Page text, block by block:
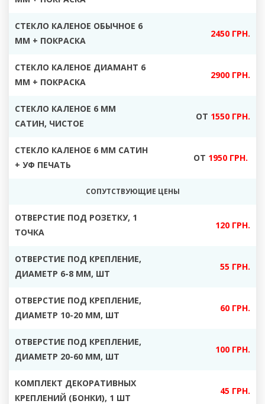
СТЕКЛО КАЛЕНОЕ ОБЫЧНОЕ 6
ММ + ПОКРАСКА
2450 ГРН.
СТЕКЛО КАЛЕНОЕ ДИАМАНТ 6
ММ + ПОКРАСКА
2900 ГРН.
СТЕКЛО КАЛЕНОЕ 6 ММ
САТИН, ЧИСТОЕ
ОТ 1550 ГРН.
СТЕКЛО КАЛЕНОЕ 6 ММ САТИН
+ УФ ПЕЧАТЬ
ОТ 1950 ГРН.
СОПУТСТВУЮЩИЕ ЦЕНЫ
ОТВЕРСТИЕ ПОД РОЗЕТКУ, 1
ТОЧКА
120 ГРН.
ОТВЕРСТИЕ ПОД КРЕПЛЕНИЕ,
ДИАМЕТР 6-8 ММ, ШТ
55 ГРН.
ОТВЕРСТИЕ ПОД КРЕПЛЕНИЕ,
ДИАМЕТР 10-20 ММ, ШТ
60 ГРН.
ОТВЕРСТИЕ ПОД КРЕПЛЕНИЕ,
ДИАМЕТР 20-60 ММ, ШТ
100 ГРН.
КОМПЛЕКТ ДЕКОРАТИВНЫХ
КРЕПЛЕНИЙ (БОНКИ), 1 ШТ
45 ГРН.